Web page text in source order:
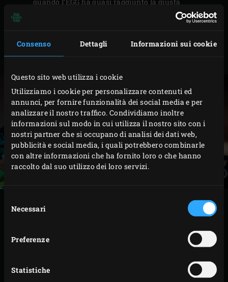
Consenso Dettagli Informazioni sui cookie
Questo sito web utilizza i cookie
Utilizziamo i cookie per personalizzare contenuti ed
annunci, per fornire funzionalità dei social media e per
analizzare il nostro traffico. Condividiamo inoltre
informazioni sul modo in cui utilizza il nostro sito con i
nostri partner che si occupano di analisi dei dati web,
pubblicità e social media, i quali potrebbero combinarle
con altre informazioni che ha fornito loro o che hanno
raccolto dal suo utilizzo dei loro servizi.
delNecessari
Preferenze
Statistiche
tagliarli a cubetti. Tagliare i cipollotti ad anelli
sottili.
Riscaldare l’olio d’oliva nella padella. Aggiungere i
finocchi e i cipollotti, chiudere il coperchio dell’EGG
e friggere le verdure per circa 6 minuti. Mescolare
ogni tanto e chiudere il coperchio dell’EGG dopo